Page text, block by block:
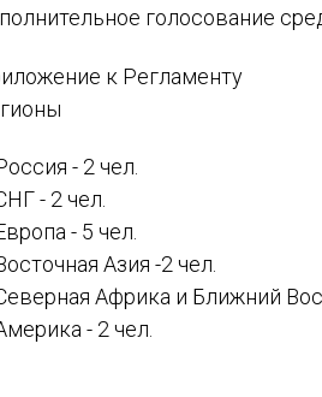
голосование
к Регламенту
- 2 чел.
- 2 чел.
- 5 чел.
Азия -2 чел.
Африка и Ближний
- 2 чел.